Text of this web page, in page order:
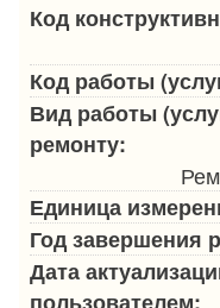
Код
Код работы
Вид работы
ремонту:
Единица
Год завершения
Дата